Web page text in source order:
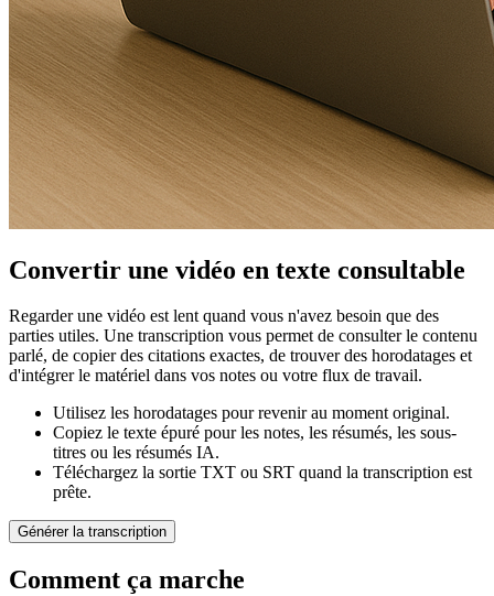
Convertir une vidéo en texte consultable
Regarder une vidéo est lent quand vous n'avez besoin que des
parties utiles. Une transcription vous permet de consulter le contenu
parlé, de copier des citations exactes, de trouver des horodatages et
d'intégrer le matériel dans vos notes ou votre flux de travail.
Utilisez les horodatages pour revenir au moment original.
Copiez le texte épuré pour les notes, les résumés, les sous-
titres ou les résumés IA.
Téléchargez la sortie TXT ou SRT quand la transcription est
prête.
Générer la transcription
Comment ça marche